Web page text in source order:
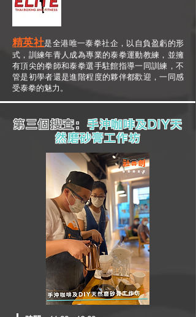
精英社是全港唯一泰拳社企，以自負盈虧的形
式，訓練年青人成為專業的泰拳運動教練，並擁
有頂尖的拳師和泰拳選手駐館指導一同訓練，不
管是初學者還是進階程度的夥伴都歡迎，一同感
受泰拳的魅力。
第三個搜查： 手沖咖啡及DIY天
然磨砂膏工作坊